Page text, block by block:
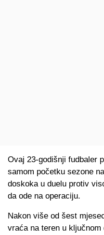
Ovaj 23-godišnji fudbaler
samom početku sezone
doskoka u duelu protiv
da ode na operaciju.
Nakon više od šest
vraća na teren u